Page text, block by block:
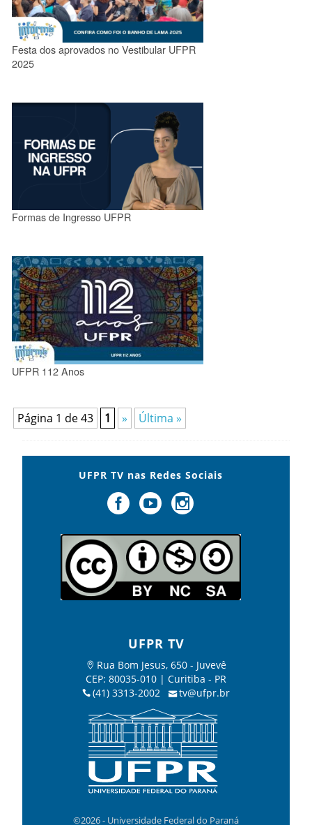
Festa dos aprovados no Vestibular UFPR
2025
Formas de Ingresso UFPR
UFPR 112 Anos
Página 1 de 43 1 » Última »
UFPR TV nas Redes Sociais
UFPR TV
Rua Bom Jesus, 650 - Juvevê
CEP: 80035-010 | Curitiba - PR
(41) 3313-2002
tv@ufpr.br
©2026 - Universidade Federal do Paraná